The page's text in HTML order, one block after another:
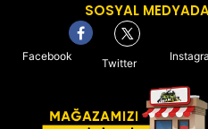
SOSYAL
Facebook
Twitter